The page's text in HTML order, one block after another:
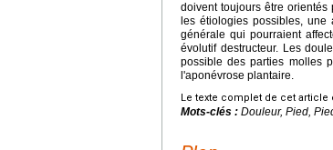
doivent toujours être
les étiologies possibles, une
générale qui pourraient
évolutif destructeur. Les
possible des parties molles
l'aponévrose plantaire.
Le texte complet de cet article
Mots-clés : Douleur, Pied,